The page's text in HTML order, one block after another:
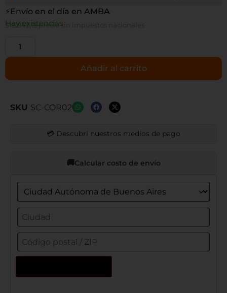
⚡Envío en el día en AMBA
$18.842,15precio sin impuestos nacionales
Hay existencias
Añadir al carrito
SKU SC-COR02
💳 Descubrí nuestros medios de pago
Calcular costo de envío